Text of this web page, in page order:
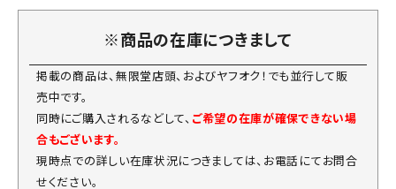
※商品の在庫につきまして
掲載の商品は、無限堂店頭、およびヤフオク！でも並行して販
売中です。
同時にご購入されるなどして、 ご希望の在庫が確保できない場
合もございます。
現時点での詳しい在庫状況につきましては、お電話にてお問合
せください。